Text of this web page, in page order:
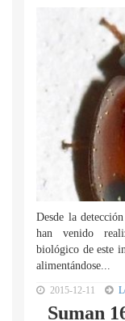
Desde la
han venido
biológico de este
alimentándose...
2015-12-11
Suman